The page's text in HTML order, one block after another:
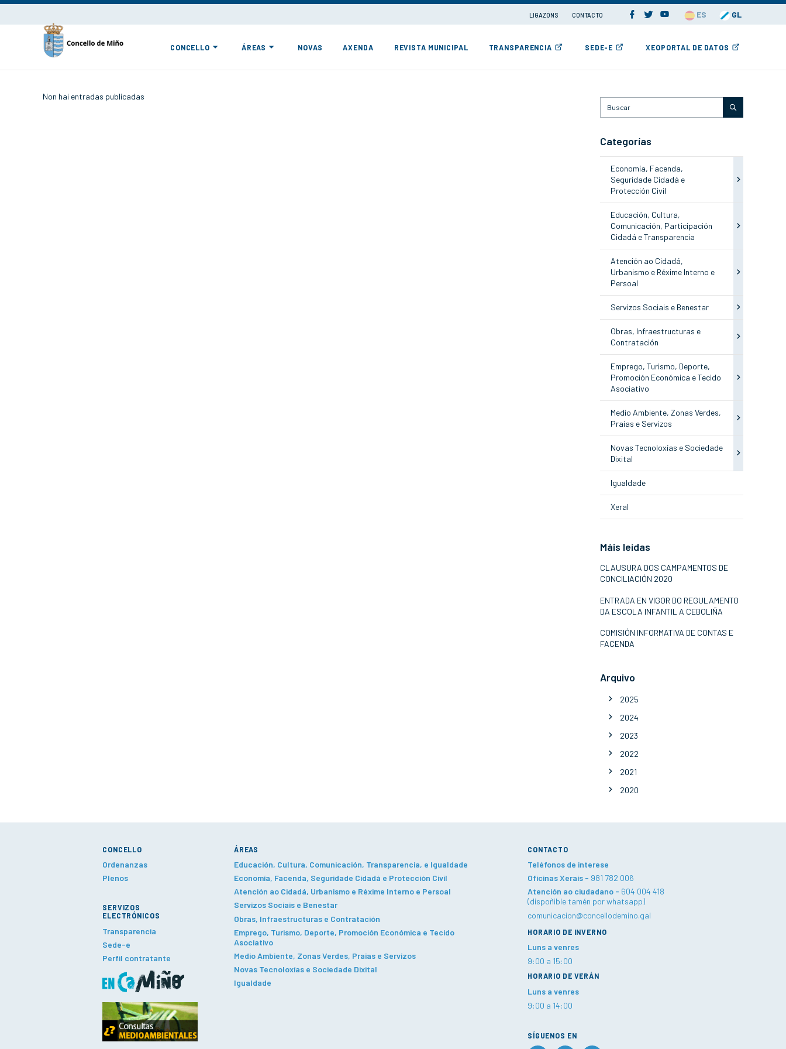
LIGAZÓNS CONTACTO ES GL
CONCELLO ÁREAS NOVAS AXENDA REVISTA MUNICIPAL TRANSPARENCIA SEDE-E XEOPORTAL DE DATOS
Non hai entradas publicadas
Categorías
Economía, Facenda,
Seguridade Cidadá e
Protección Civil
Educación, Cultura,
Comunicación, Participación
Cidadá e Transparencia
Atención ao Cidadá,
Urbanismo e Réxime Interno e
Persoal
Servizos Sociais e Benestar
Obras, Infraestructuras e
Contratación
Emprego, Turismo, Deporte,
Promoción Económica e Tecido
Asociativo
Medio Ambiente, Zonas Verdes,
Praias e Servizos
Novas Tecnoloxías e Sociedade
Dixital
Igualdade
Xeral
Máis leídas
CLAUSURA DOS CAMPAMENTOS DE
CONCILIACIÓN 2020
ENTRADA EN VIGOR DO REGULAMENTO
DA ESCOLA INFANTIL A CEBOLIÑA
COMISIÓN INFORMATIVA DE CONTAS E
FACENDA
Arquivo
2025
2024
2023
2022
2021
2020
CONCELLO
Ordenanzas
Plenos
SERVIZOS
ELECTRÓNICOS
Transparencia
Sede-e
Perfil contratante
ÁREAS
Educación, Cultura, Comunicación, Transparencia, e Igualdade
Economía, Facenda, Seguridade Cidadá e Protección Civil
Atención ao Cidadá, Urbanismo e Réxime Interno e Persoal
Servizos Sociais e Benestar
Obras, Infraestructuras e Contratación
Emprego, Turismo, Deporte, Promoción Económica e Tecido
Asociativo
Medio Ambiente, Zonas Verdes, Praias e Servizos
Novas Tecnoloxías e Sociedade Dixital
Igualdade
CONTACTO
Teléfonos de interese
Oficinas Xerais - 981 782 006
Atención ao ciudadano - 604 004 418
(dispoñible tamén por whatsapp)
comunicacion@concellodemino.gal
HORARIO DE INVERNO
Luns a venres
9:00 a 15:00
HORARIO DE VERÁN
Luns a venres
9:00 a 14:00
SÍGUENOS EN